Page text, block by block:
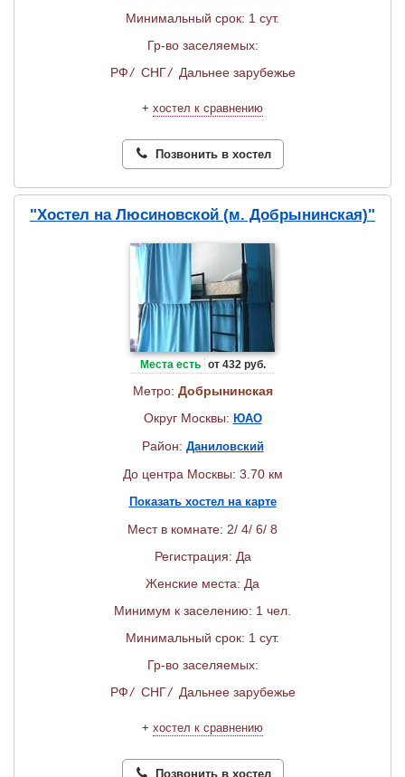
Минимальный срок: 1 сут.
Гр-во заселяемых:
РФ/ СНГ/ Дальнее зарубежье
+ хостел к сравнению
Позвонить в хостел
"Хостел на Люсиновской (м. Добрынинская)"
Места есть от 432 руб.
Метро: Добрынинская
Округ Москвы: ЮАО
Район: Даниловский
До центра Москвы: 3.70 км
Показать хостел на карте
Мест в комнате: 2/ 4/ 6/ 8
Регистрация: Да
Женские места: Да
Минимум к заселению: 1 чел.
Минимальный срок: 1 сут.
Гр-во заселяемых:
РФ/ СНГ/ Дальнее зарубежье
+ хостел к сравнению
Позвонить в хостел